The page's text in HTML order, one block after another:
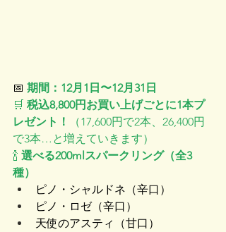
📅 期間：12月1日〜12月31日
🛒 税込8,800円お買い上げごとに1本プ
レゼント！
（17,600円で2本、26,400円
で3本…と増えていきます）
🍾 選べる200mlスパークリング（全3
種）
ピノ・シャルドネ（辛口）
ピノ・ロゼ（辛口）
天使のアスティ（甘口）